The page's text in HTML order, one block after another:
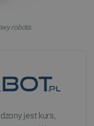
robota.
jest kurs,